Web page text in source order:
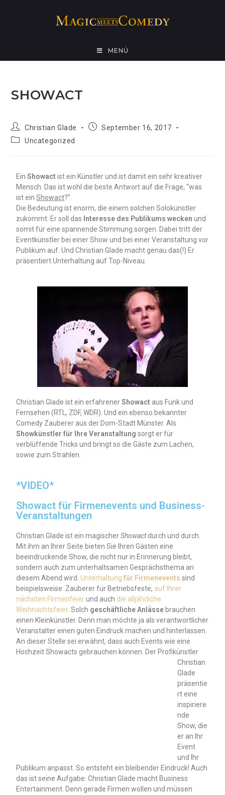
MENÜ
SHOWACT
Christian Glade
September 16, 2017
Uncategorized
EinShowact ist ein Künstler und ist damit ein sehr kreativer
Mensch. Das ist wohl die beste Antwort auf die Frage, “was
ist einShowact?”.
Die Bedeutung ist enorm, die einem solchen Solokünstler
zukommt. Er soll das Interesse des Publikums wecken und
somit für eine spannende Stimmung sorgen. Dabei tritt der
Eventkünstler bei einer Show und bei einer Veranstaltung vor
Publikum auf. Und Christian Glade macht genau das(!) Er
präsentiert Unterhaltung auf Top-Niveau.
Christian Glade ist ein erfahrenerShowact aus Funk und
Fernsehen (RTL, ZDF, WDR). Und ein ebenso bekannter
Comedy Zauberer aus der Dom-Stadt Münster. Als
Showkünstler für Ihre Veranstaltung sorgt er für
verblüffende Tricks und bringt so die Gäste zum Lachen,
sowie zum Strahlen.
*VIDEO*
Showact für Firmenevents und Business-
Veranstaltungen
Christian Glade ist ein magischerShowactdurch und durch.
Mit ihm an Ihrer Seite bieten Sie Ihren Gästen eine
beeindruckende Show, die nicht nur in Erinnerung bleibt,
sondern auch zum unterhaltsamen Gesprächsthema an
diesem Abend wird.Unterhaltung für Firmenevents sind
beispielsweise: Zauberer für Betriebsfeste, auf Ihrer
nächsten Firmenfeierund auch die alljährliche
Weihnachtsfeier. Solch geschäftliche Anlässe brauchen
einen Kleinkünstler. Denn man möchte ja als verantwortlicher
Veranstalter einen guten Eindruck machen und hinterlassen.
An dieser Stelle sei erwähnt, dass auch Events wie eine
Hochzeit Showacts gebrauchen können. Der Profikünstler
Christian
Glade
präsentie
rt eine
inspiriere
nde
Show, die
er an Ihr
Event
und Ihr
Publikum anpasst. So entsteht ein bleibender Eindruck! Auch
das ist seine Aufgabe: Christian Glade macht Business
Entertainment. Denn gerade Firmen wollen und müssen